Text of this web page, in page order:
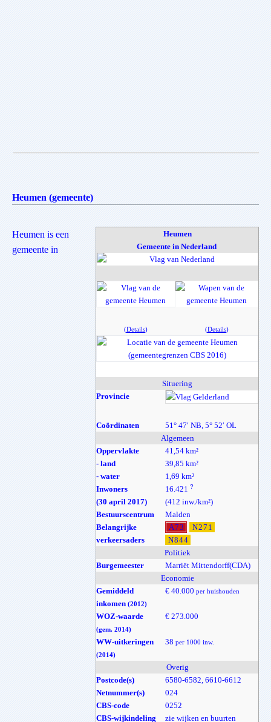
Heumen (gemeente)
Heumen
Gemeente in Nederland
(Details) (Details)
Situering
Provincie
Coördinaten
51° 47′ NB, 5° 52′ OL
Algemeen
Oppervlakte
41,54 km²
- land
39,85 km²
- water
1,69 km²
Inwoners
(30 april 2017)
16.421 ?
(412 inw./km²)
Bestuurscentrum
Malden
Belangrijke
verkeersaders
A73
N271
N844
Politiek
Burgemeester
Marriët Mittendorff(CDA)
Economie
Gemiddeld
inkomen (2012)
€ 40.000 per huishouden
WOZ-waarde
(gem. 2014)
€ 273.000
WW-uitkeringen
(2014)
38 per 1000 inw.
Overig
Postcode(s)
6580-6582, 6610-6612
Netnummer(s)
024
CBS-code
0252
CBS-wijkindeling
zie wijken en buurten
Heumen is een
gemeente in